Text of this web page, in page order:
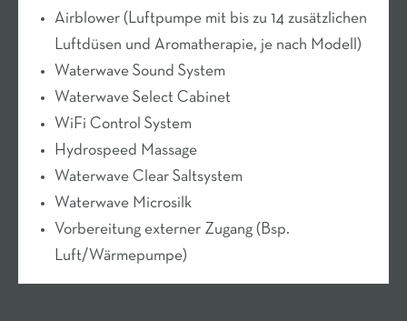
Airblower (Luftpumpe mit bis zu 14 zusätzlichen
Luftdüsen und Aromatherapie, je nach Modell)
Waterwave Sound System
Waterwave Select Cabinet
WiFi Control System
Hydrospeed Massage
Waterwave Clear Saltsystem
Waterwave Microsilk
Vorbereitung externer Zugang (Bsp.
Luft/Wärmepumpe)